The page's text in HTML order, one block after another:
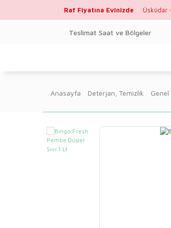
Raf Fiyatına Evinizde Üsküdar
Teslimat Saat ve Bölgeler
Anasayfa Deterjan, Temizlik Genel